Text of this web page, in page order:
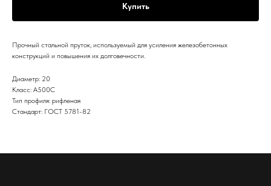
Купить
Прочный стальной пруток, используемый для усиления железобетонных
конструкций и повышения их долговечности.
Диаметр: 20
Класс: А500С
Тип профиля: рифленая
Стандарт: ГОСТ 5781-82